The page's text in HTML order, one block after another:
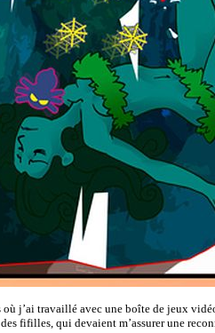
où j’ai travaillé avec une boîte de jeux
fifilles, qui devaient m’assurer une